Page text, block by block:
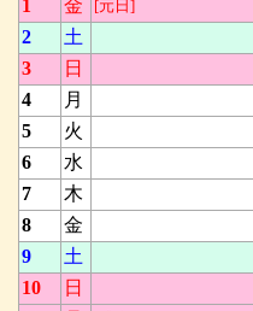
1 金 [元日]
2
土
3
日
4
月
5
火
6
水
7
木
8
金
9
土
10
日